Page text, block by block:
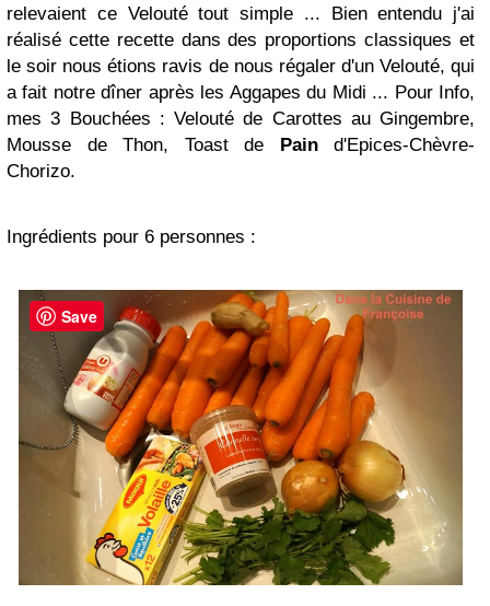
relevaient ce Velouté tout simple ... Bien entendu j'ai
réalisé cette recette dans des proportions classiques et
le soir nous étions ravis de nous régaler d'un Velouté, qui
a fait notre dîner après les Aggapes du Midi ... Pour Info,
mes 3 Bouchées : Velouté de Carottes au Gingembre,
Mousse de Thon, Toast de
Paind'Epices-Chèvre-
Chorizo.
Ingrédients pour 6 personnes :
Save